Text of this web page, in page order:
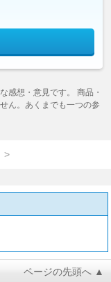
感想・意見です。 商品・
ん。あくまでも一つの参
>
ページの先頭へ ▲